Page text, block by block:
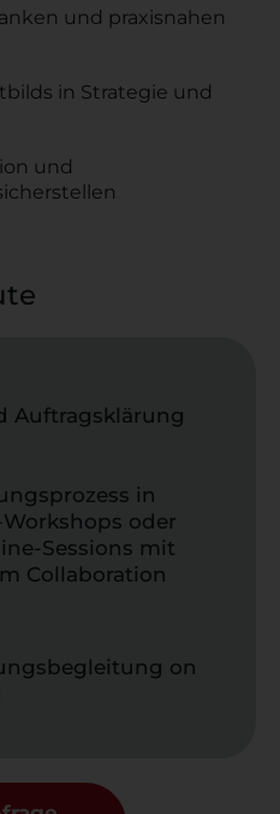
und praxisnahen
in Strategie und
und
Auftragsklärung
in
Workshops oder
Sessions mit
Collaboration
on